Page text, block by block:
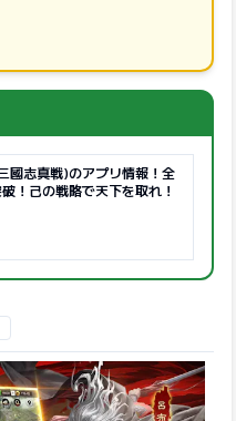
國志真戦)のアプリ情報！全
！己の戦略で天下を取れ！